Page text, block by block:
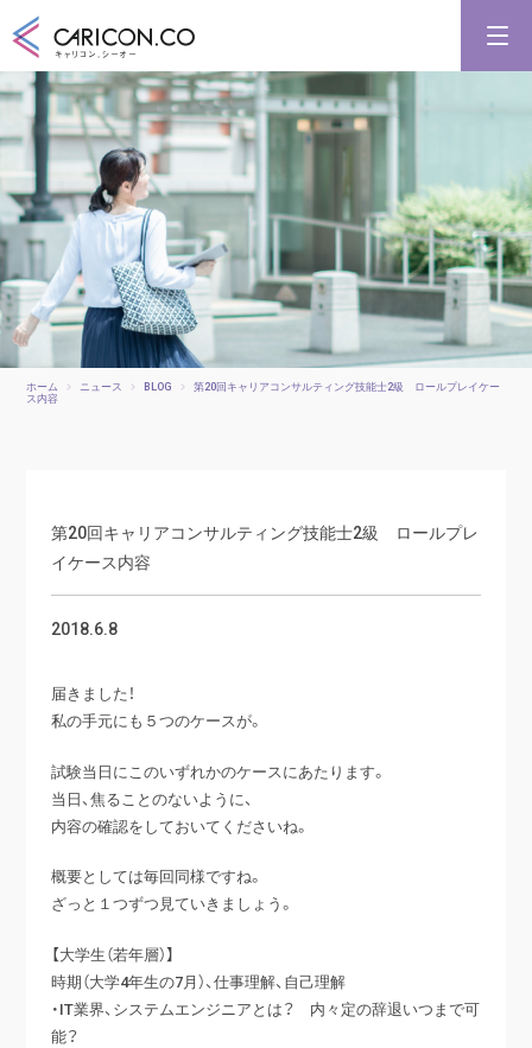
キャリアコンサルタント養成講習
キャリアコンサルタント更新講習
合格講座
キャリコンシーオーとは
キャリアコンサルタントとは
ホーム ニュース BLOG 第20回キャリアコンサルティング技能士2級 ロールプレイケー
ス内容
第20回キャリアコンサルティング技能士2級 ロールプレ
イケース内容
2018.6.8
届きました！
私の手元にも５つのケースが。
試験当日にこのいずれかのケースにあたります。
当日、焦ることのないように、
内容の確認をしておいてくださいね。
概要としては毎回同様ですね。
ざっと１つずつ見ていきましょう。
【大学生（若年層）】
時期（大学4年生の7月）、仕事理解、自己理解
・IT業界、システムエンジニアとは？ 内々定の辞退いつまで可
能？